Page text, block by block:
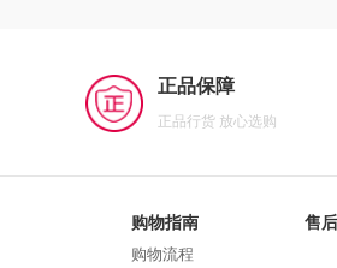
正品保障
正品行货 放心选购
购物指南
购物流程
售